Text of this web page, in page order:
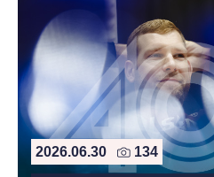
2026.06.30 134